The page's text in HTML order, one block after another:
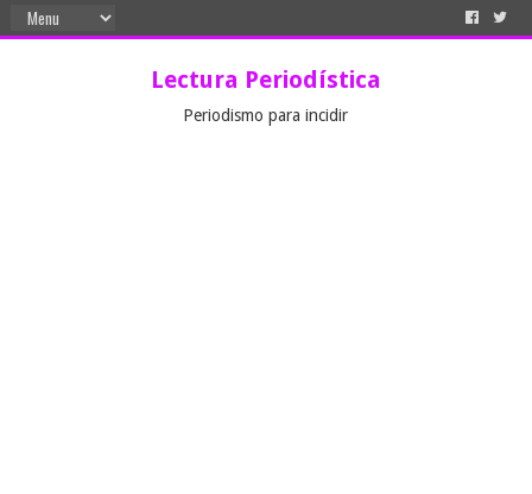
Lectura Periodística
Periodismo para incidir